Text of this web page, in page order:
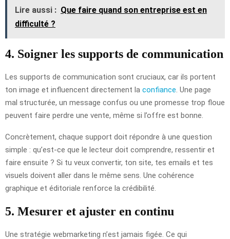
Lire aussi : Que faire quand son entreprise est en
difficulté ?
4. Soigner les supports de communication
Les supports de communication sont cruciaux, car ils portent
ton image et influencent directement la confiance . Une page
mal structurée, un message confus ou une promesse trop floue
peuvent faire perdre une vente, même si l’offre est bonne.
Concrètement, chaque support doit répondre à une question
simple : qu’est-ce que le lecteur doit comprendre, ressentir et
faire ensuite ? Si tu veux convertir, ton site, tes emails et tes
visuels doivent aller dans le même sens. Une cohérence
graphique et éditoriale renforce la crédibilité.
5. Mesurer et ajuster en continu
Une stratégie webmarketing n’est jamais figée. Ce qui